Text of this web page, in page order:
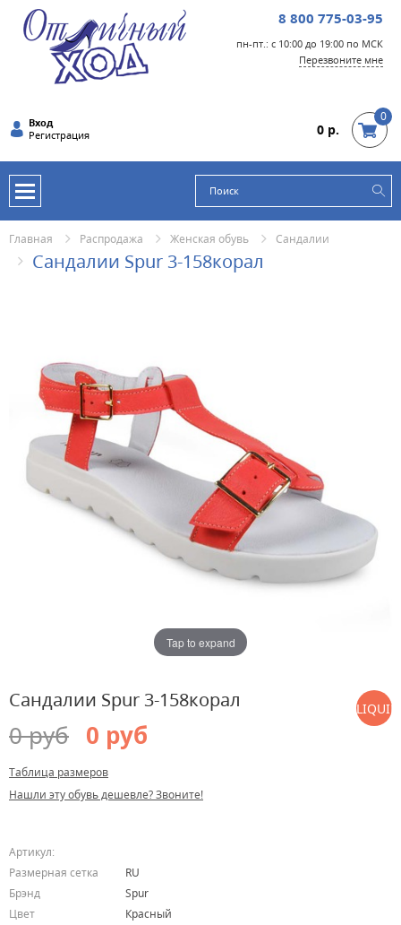
8 800 775-03-95
пн-пт.: с 10:00 до 19:00 по МСК
Перезвоните мне
Вход
Регистрация
0 р.
0
Главная Распродажа Женская обувь Сандалии
Сандалии Spur 3-158корал
Tap to expand
Сандалии Spur 3-158корал
0 руб 0 руб
Таблица размеров
Нашли эту обувь дешевле? Звоните!
Артикул:
Размерная сетка
RU
Брэнд
Spur
Цвет
Красный
LIQUID